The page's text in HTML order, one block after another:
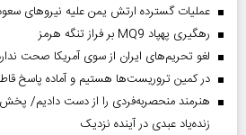
عملیات گسترده ارتش یمن علیه نیروهای
رهگیری پهپاد MQ9 بر فراز تنگه هرمز
لغو تحریم‌های ایران از سوی آمریکا صحت
در کمین تروریست‌ها هستیم و آماده پاسخ
زنده‌یاد عبدی در آینده نزدیک